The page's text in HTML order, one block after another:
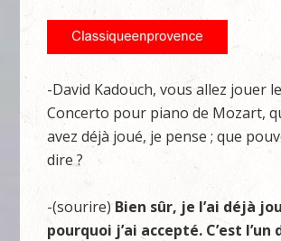
-David Kadouch, vous allez jouer
Concerto pour piano de Mozart,
avez déjà joué, je pense ; que
dire ?
-(sourire) Bien sûr, je l’ai déjà
pourquoi j’ai accepté. C’est l’un